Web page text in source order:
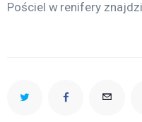
Pościel w renifery